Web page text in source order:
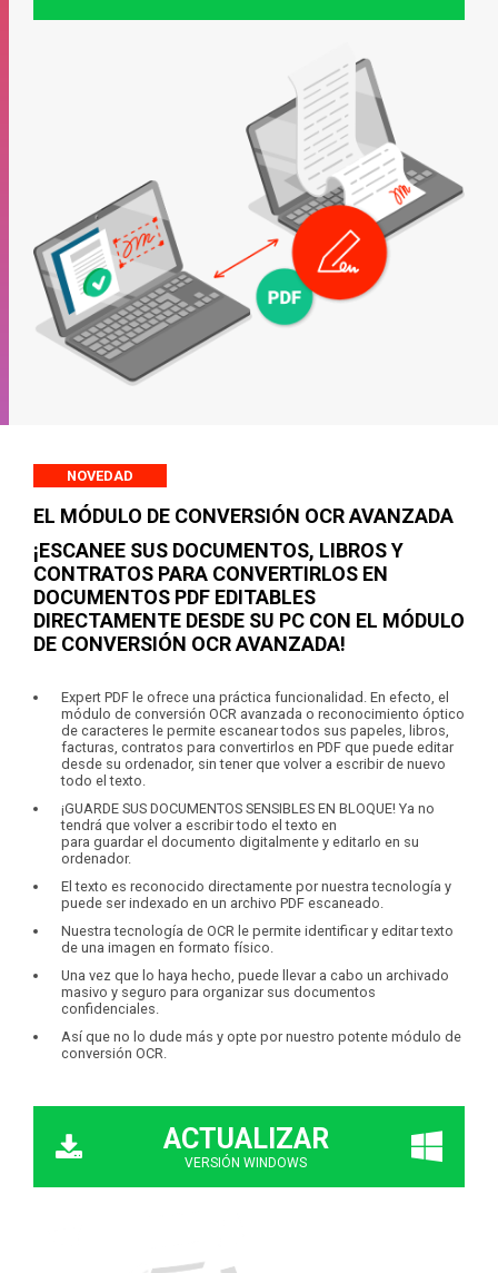
NOVEDAD
EL MÓDULO DE CONVERSIÓN OCR AVANZADA
¡ESCANEE SUS DOCUMENTOS, LIBROS Y
CONTRATOS PARA CONVERTIRLOS EN
DOCUMENTOS PDF EDITABLES
DIRECTAMENTE DESDE SU PC CON EL MÓDULO
DE CONVERSIÓN OCR AVANZADA!
Expert PDF le ofrece una práctica funcionalidad. En efecto, el
módulo de conversión OCR avanzada o reconocimiento óptico
de caracteres le permite escanear todos sus papeles, libros,
facturas, contratos para convertirlos en PDF que puede editar
desde su ordenador, sin tener que volver a escribir de nuevo
todo el texto.
¡GUARDE SUS DOCUMENTOS SENSIBLES EN BLOQUE! Ya no
tendrá que volver a escribir todo el texto en
para guardar el documento digitalmente y editarlo en su
ordenador.
El texto es reconocido directamente por nuestra tecnología y
puede ser indexado en un archivo PDF escaneado.
Nuestra tecnología de OCR le permite identificar y editar texto
de una imagen en formato físico.
Una vez que lo haya hecho, puede llevar a cabo un archivado
masivo y seguro para organizar sus documentos
confidenciales.
Así que no lo dude más y opte por nuestro potente módulo de
conversión OCR.
ACTUALIZAR
VERSIÓN WINDOWS